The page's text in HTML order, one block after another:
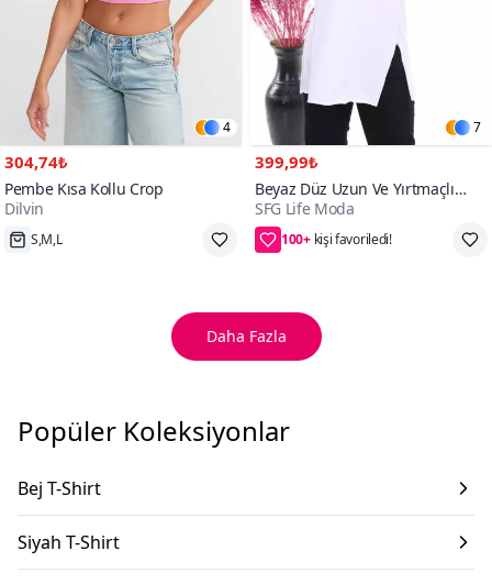
4
304,74₺
Pembe Kısa Kollu Crop
Dilvin
Hızlı Kargo
7
399,99₺
Beyaz Düz Uzun Ve Yırtmaçlı
Duble Kol Önü Baskısız T-shirt
Tunik
SFG Life Moda
100+
2. ürüne 50₺ indirim
Daha Fazla
Popüler Koleksiyonlar
Bej T-Shirt
Siyah T-Shirt